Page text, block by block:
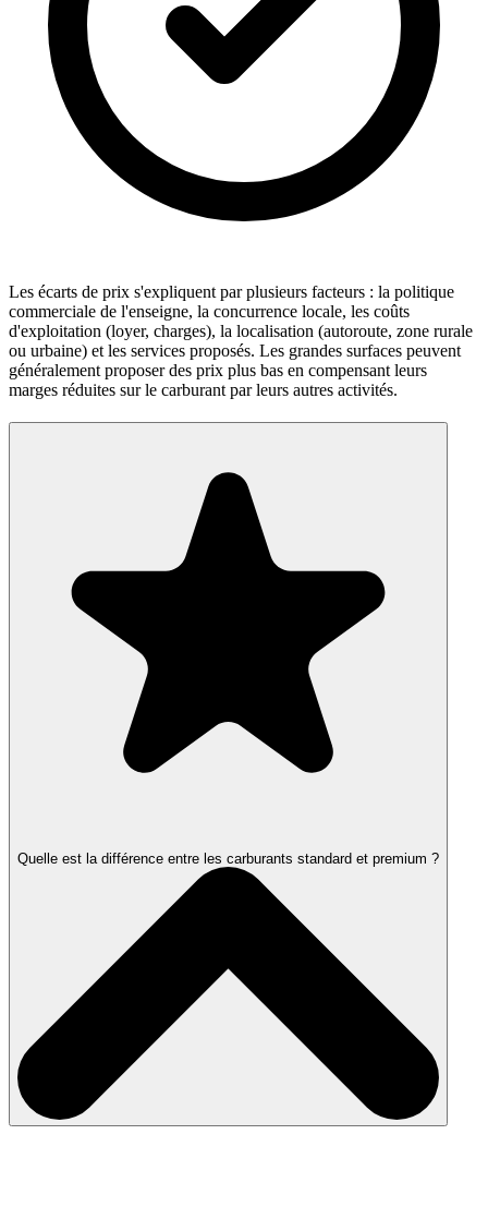
Les écarts de prix s'expliquent par plusieurs facteurs : la politique
commerciale de l'enseigne, la concurrence locale, les coûts
d'exploitation (loyer, charges), la localisation (autoroute, zone rurale
ou urbaine) et les services proposés. Les grandes surfaces peuvent
généralement proposer des prix plus bas en compensant leurs
marges réduites sur le carburant par leurs autres activités.
Quelle est la différence entre les carburants standard et premium ?